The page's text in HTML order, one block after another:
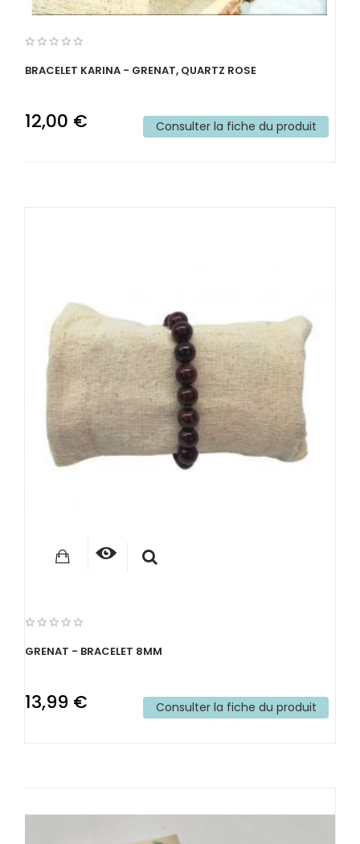
BRACELET KARINA - GRENAT, QUARTZ ROSE
12,00 € Consulter la fiche du produit
GRENAT - BRACELET 8MM
13,99 € Consulter la fiche du produit